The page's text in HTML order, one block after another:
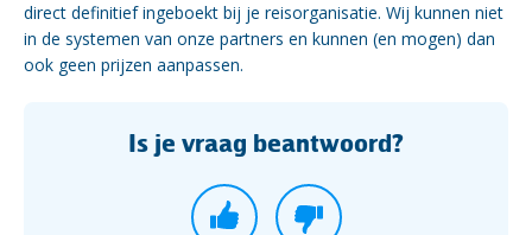
direct definitief ingeboekt bij je reisorganisatie. Wij kunnen niet
in de systemen van onze partners en kunnen (en mogen) dan
ook geen prijzen aanpassen.
Is je vraag beantwoord?